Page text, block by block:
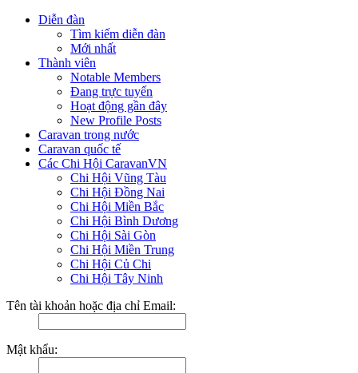
Diễn đàn
Tìm kiếm diễn đàn
Mới nhất
Thành viên
Notable Members
Đang trực tuyến
Hoạt động gần đây
New Profile Posts
Caravan trong nước
Caravan quốc tế
Các Chi Hội CaravanVN
Chi Hội Vũng Tàu
Chi Hội Đồng Nai
Chi Hội Miền Bắc
Chi Hội Bình Dương
Chi Hội Sài Gòn
Chi Hội Miền Trung
Chi Hội Củ Chi
Chi Hội Tây Ninh
Tên tài khoản hoặc địa chỉ Email:
Mật khẩu: